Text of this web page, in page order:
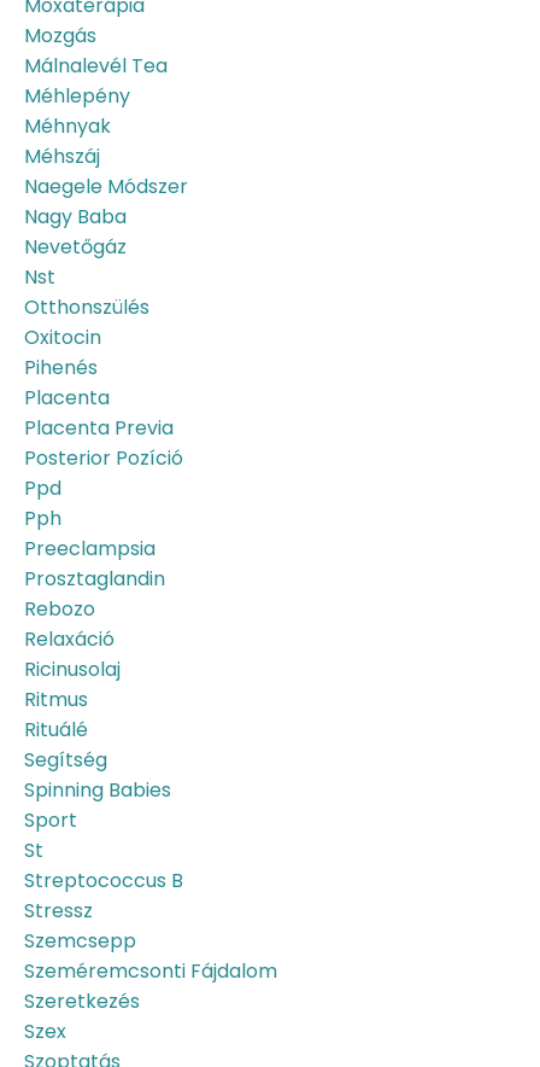
Mozgás
Málnalevél Tea
Méhlepény
Méhnyak
Méhszáj
Naegele Módszer
Nagy Baba
Nevetőgáz
Nst
Otthonszülés
Oxitocin
Pihenés
Placenta
Placenta Previa
Posterior Pozíció
Ppd
Pph
Preeclampsia
Prosztaglandin
Rebozo
Relaxáció
Ricinusolaj
Ritmus
Rituálé
Segítség
Spinning Babies
Sport
St
Streptococcus B
Stressz
Szemcsepp
Szeméremcsonti Fájdalom
Szeretkezés
Szex
Szoptatás